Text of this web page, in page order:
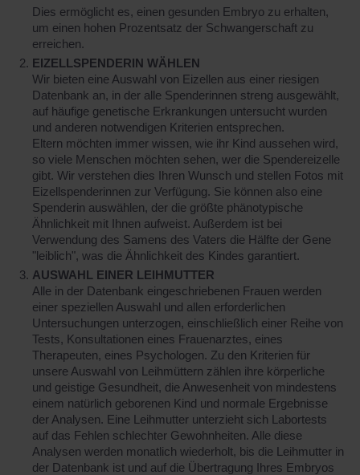
Dies ermöglicht es, einen gesunden Embryo zu erhalten,
um einen hohen Prozentsatz der Schwangerschaft zu
erreichen.
EIZELLSPENDERIN WÄHLEN
Wir bieten eine Auswahl von Eizellen aus einer riesigen
Datenbank an, in der alle Spenderinnen streng ausgewählt,
auf häufige genetische Erkrankungen untersucht wurden
und anderen notwendigen Kriterien entsprechen.
Eltern möchten immer wissen, wie ihr Kind aussehen wird,
so viele Menschen möchten sehen, wer die Spendereizelle
gibt. Wir verstehen dies Ihren Wunsch und stellen Fotos mit
Eizellspenderinnen zur Verfügung. Sie können also eine
Spenderin auswählen, der die größte phänotypische
Ähnlichkeit mit Ihnen aufweist. Außerdem ist bei
Verwendung des Samens des Vaters die Hälfte der Gene
"leiblich", was die Ähnlichkeit des Kindes garantiert.
AUSWAHL EINER LEIHMUTTER
Alle in der Datenbank eingeschriebenen Frauen werden
einer speziellen Auswahl und allen erforderlichen
Untersuchungen unterzogen, einschließlich einer Reihe von
Tests, Konsultationen eines Frauenarztes, eines
Therapeuten, eines Psychologen. Zu den Kriterien für
unsere Auswahl von Leihmüttern zählen ihre körperliche
und geistige Gesundheit, die Anwesenheit von mindestens
einem natürlich geborenen Kind und normale Ergebnisse
der Analysen. Eine Leihmutter unterzieht sich Labortests
auf das Fehlen schlechter Gewohnheiten. Alle diese
Analysen werden monatlich wiederholt, bis die Leihmutter in
der Datenbank ist und auf die Übertragung Ihres Embryos